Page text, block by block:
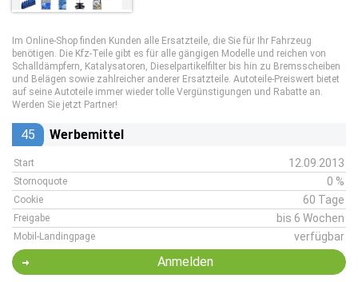
Im Online-Shop finden Kunden alle Ersatzteile, die Sie für Ihr Fahrzeug
benötigen. Die Kfz-Teile gibt es für alle gängigen Modelle und reichen von
Schalldämpfern, Katalysatoren, Dieselpartikelfilter bis hin zu Bremsscheiben
und Belägen sowie zahlreicher anderer Ersatzteile. Autoteile-Preiswert bietet
auf seine Autoteile immer wieder tolle Vergünstigungen und Rabatte an.
Werden Sie jetzt Partner!
45 Werbemittel
Start 12.09.2013
Stornoquote 0 %
Cookie 60 Tage
Freigabe bis 6 Wochen
Mobil-Landingpage verfügbar
Anmelden